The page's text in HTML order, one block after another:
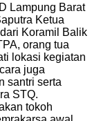
Lampung Barat
Ketua
Koramil Balik
orang tua
lokasi kegiatan
juga
santri serta
STQ.
tokoh